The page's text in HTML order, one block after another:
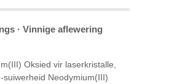
· Vinnige aflewering
Oksied vir laserkristalle,
Neodymium(III)